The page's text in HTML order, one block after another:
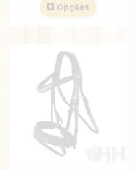
Opções